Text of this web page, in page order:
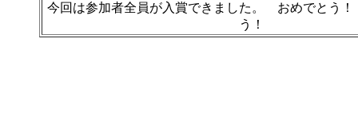
今回は参加者全員が入賞できました。 おめでとう
う！